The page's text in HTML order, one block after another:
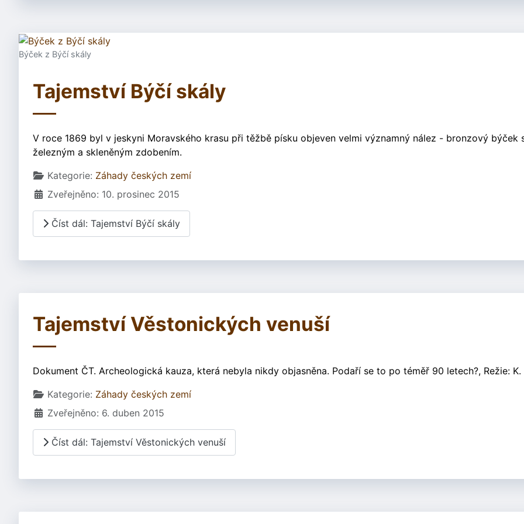
Býček z Býčí skály
Tajemství Býčí skály
V roce 1869 byl v jeskyni Moravského krasu při těžbě písku objeven velmi významný nález - bronzový býček
železným a skleněným zdobením.
Základní údaje
Kategorie: Záhady českých zemí
Zveřejněno: 10. prosinec 2015
Číst dál: Tajemství Býčí skály
Tajemství Věstonických venuší
Dokument ČT. Archeologická kauza, která nebyla nikdy objasněna. Podaří se to po téměř 90 letech?, Režie: K.
Základní údaje
Kategorie: Záhady českých zemí
Zveřejněno: 6. duben 2015
Číst dál: Tajemství Věstonických venuší